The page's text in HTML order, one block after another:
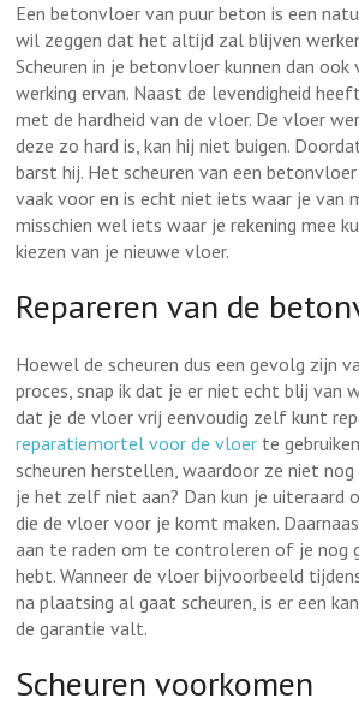
Een betonvloer van puur beton is een
wil zeggen dat het altijd zal blijven
Scheuren in je betonvloer kunnen dan ook
werking ervan. Naast de levendigheid
met de hardheid van de vloer. De vloer
deze zo hard is, kan hij niet buigen.
barst hij. Het scheuren van een
vaak voor en is echt niet iets waar je van
misschien wel iets waar je rekening mee
kiezen van je nieuwe vloer.
Repareren van de
Hoewel de scheuren dus een gevolg zijn
proces, snap ik dat je er niet echt blij van
dat je de vloer vrij eenvoudig zelf kunt
reparatiemortel voor de vloer te
scheuren herstellen, waardoor ze niet
je het zelf niet aan? Dan kun je uiteraard
die de vloer voor je komt maken.
aan te raden om te controleren of je nog
hebt. Wanneer de vloer bijvoorbeeld
na plaatsing al gaat scheuren, is er een
de garantie valt.
Scheuren voorkomen